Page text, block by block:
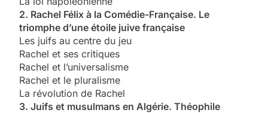
2. Rachel Félix à la Comédie-Française. Le
triomphe d’une étoile juive française
Les juifs au centre du jeu
Rachel et ses critiques
Rachel et l’universalisme
Rachel et le pluralisme
La révolution de Rachel
3. Juifs et musulmans en Algérie. Théophile